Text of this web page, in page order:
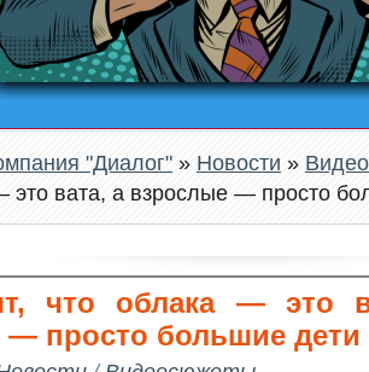
"Диалог" » Новости »
это вата, а взрослые — просто
что облака — это
просто большие дети